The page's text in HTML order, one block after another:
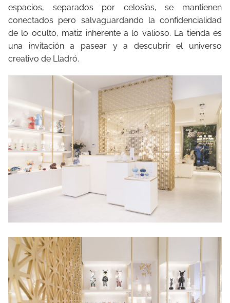
espacios, separados por celosías, se mantienen
conectados pero salvaguardando la confidencialidad
de lo oculto, matiz inherente a lo valioso. La tienda es
una invitación a pasear y a descubrir el universo
creativo de Lladró.